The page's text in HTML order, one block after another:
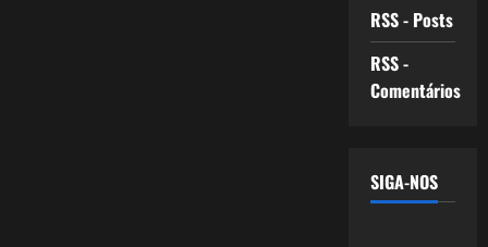
RSS - Posts
RSS -
Comentários
SIGA-NOS